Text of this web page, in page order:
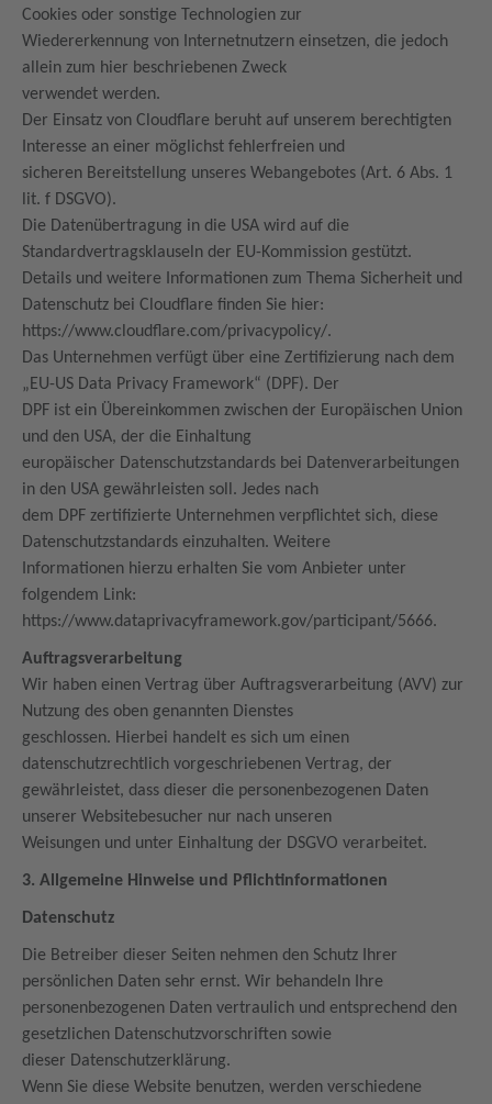
Cookies oder sonstige Technologien zur
Wiedererkennung von Internetnutzern einsetzen, die jedoch
allein zum hier beschriebenen Zweck
verwendet werden.
Der Einsatz von Cloudflare beruht auf unserem berechtigten
Interesse an einer möglichst fehlerfreien und
sicheren Bereitstellung unseres Webangebotes (Art. 6 Abs. 1
lit. f DSGVO).
Die Datenübertragung in die USA wird auf die
Standardvertragsklauseln der EU-Kommission gestützt.
Details und weitere Informationen zum Thema Sicherheit und
Datenschutz bei Cloudflare finden Sie hier:
https://www.cloudflare.com/privacypolicy/.
Das Unternehmen verfügt über eine Zertifizierung nach dem
„EU-US Data Privacy Framework“ (DPF). Der
DPF ist ein Übereinkommen zwischen der Europäischen Union
und den USA, der die Einhaltung
europäischer Datenschutzstandards bei Datenverarbeitungen
in den USA gewährleisten soll. Jedes nach
dem DPF zertifizierte Unternehmen verpflichtet sich, diese
Datenschutzstandards einzuhalten. Weitere
Informationen hierzu erhalten Sie vom Anbieter unter
folgendem Link:
https://www.dataprivacyframework.gov/participant/5666.
Auftragsverarbeitung
Wir haben einen Vertrag über Auftragsverarbeitung (AVV) zur
Nutzung des oben genannten Dienstes
geschlossen. Hierbei handelt es sich um einen
datenschutzrechtlich vorgeschriebenen Vertrag, der
gewährleistet, dass dieser die personenbezogenen Daten
unserer Websitebesucher nur nach unseren
Weisungen und unter Einhaltung der DSGVO verarbeitet.
3. Allgemeine Hinweise und Pflichtinformationen
Datenschutz
Die Betreiber dieser Seiten nehmen den Schutz Ihrer
persönlichen Daten sehr ernst. Wir behandeln Ihre
personenbezogenen Daten vertraulich und entsprechend den
gesetzlichen Datenschutzvorschriften sowie
dieser Datenschutzerklärung.
Wenn Sie diese Website benutzen, werden verschiedene